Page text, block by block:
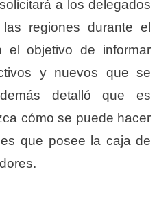
a los delegados
regiones durante el
el objetivo de informar
y nuevos que se
detalló que es
cómo se puede hacer
que posee la caja de